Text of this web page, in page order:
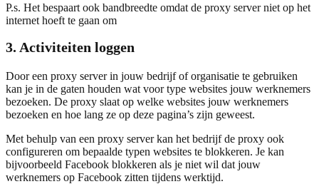
P.s. Het bespaart ook bandbreedte omdat de proxy server niet op het
internet hoeft te gaan om
3. Activiteiten loggen
Door een proxy server in jouw bedrijf of organisatie te gebruiken
kan je in de gaten houden wat voor type websites jouw werknemers
bezoeken. De proxy slaat op welke websites jouw werknemers
bezoeken en hoe lang ze op deze pagina’s zijn geweest.
Met behulp van een proxy server kan het bedrijf de proxy ook
configureren om bepaalde typen websites te blokkeren. Je kan
bijvoorbeeld Facebook blokkeren als je niet wil dat jouw
werknemers op Facebook zitten tijdens werktijd.